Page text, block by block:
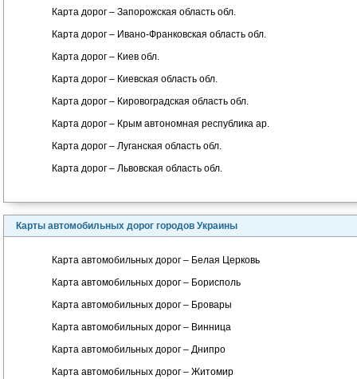
Карта дорог – Запорожская область обл.
Карта дорог – Ивано-Франковская область обл.
Карта дорог – Киев обл.
Карта дорог – Киевская область обл.
Карта дорог – Кировоградская область обл.
Карта дорог – Крым автономная республика ар.
Карта дорог – Луганская область обл.
Карта дорог – Львовская область обл.
Карты автомобильных дорог городов Украины
Карта автомобильных дорог – Белая Церковь
Карта автомобильных дорог – Борисполь
Карта автомобильных дорог – Бровары
Карта автомобильных дорог – Винница
Карта автомобильных дорог – Днипро
Карта автомобильных дорог – Житомир